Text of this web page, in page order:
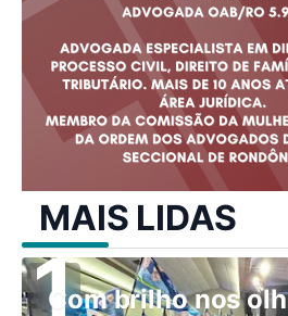
MAIS LIDAS
Com brilho nos